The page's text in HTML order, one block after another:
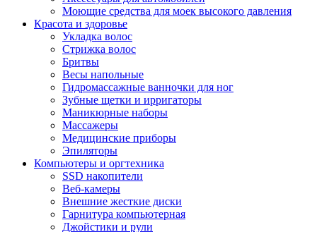
Моющие средства для моек высокого давления
Красота и здоровье
Укладка волос
Стрижка волос
Бритвы
Весы напольные
Гидромассажные ванночки для ног
Зубные щетки и ирригаторы
Маникюрные наборы
Массажеры
Медицинские приборы
Эпиляторы
Компьютеры и оргтехника
SSD накопители
Веб-камеры
Внешние жесткие диски
Гарнитура компьютерная
Джойстики и рули